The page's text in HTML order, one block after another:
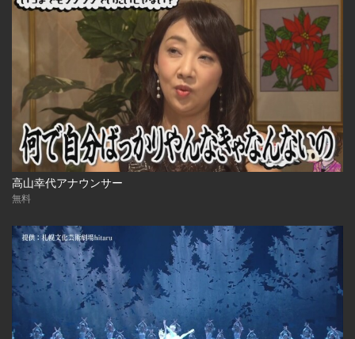
高山幸代アナウンサー
無料